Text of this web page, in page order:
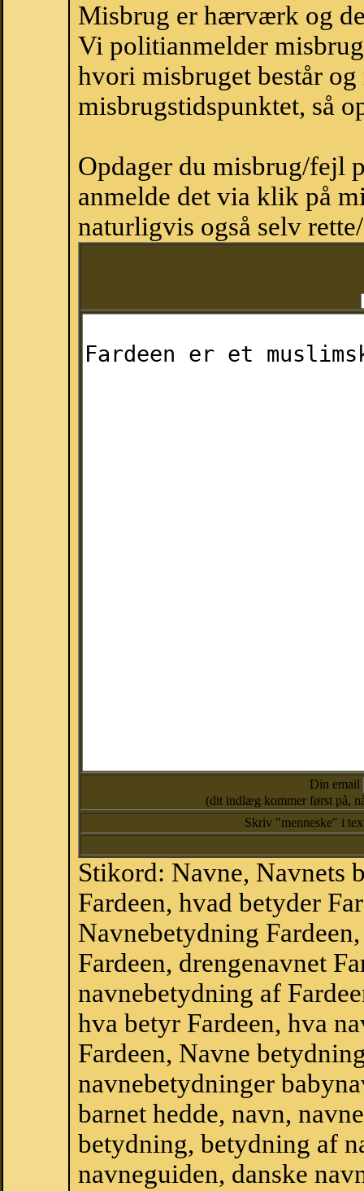
Misbrug er hærværk og
Vi politianmelder
hvori misbruget består
misbrugstidspunktet, så
Opdager du misbrug/fejl
anmelde det via klik på
naturligvis også selv
Din email
(dit indlæg kommer først på,
Skriv "menneske" i
Stikord: Navne, Navnets
Fardeen, hvad betyder
Navnebetydning
Fardeen, drengenavnet
navnebetydning af
hva betyr Fardeen, hva
Fardeen, Navne
navnebetydninger
barnet hedde, navn,
betydning, betydning af
navneguiden, danske